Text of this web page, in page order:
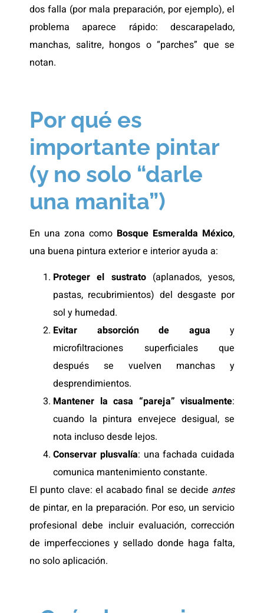
dos falla (por mala preparación, por ejemplo), el
problema aparece rápido: descarapelado,
manchas, salitre, hongos o “parches” que se
notan.
Por qué es
importante pintar
(y no solo “darle
una manita”)
En una zona como Bosque Esmeralda México,
una buena pintura exterior e interior ayuda a:
Proteger el sustrato(aplanados, yesos,
pastas, recubrimientos) del desgaste por
sol y humedad.
Evitar absorción de agua y
microfiltraciones superficiales que
después se vuelven manchas y
desprendimientos.
Mantener la casa “pareja” visualmente:
cuando la pintura envejece desigual, se
nota incluso desde lejos.
Conservar plusvalía: una fachada cuidada
comunica mantenimiento constante.
El punto clave: el acabado final se decide antes
de pintar, en la preparación. Por eso, un servicio
profesional debe incluir evaluación, corrección
de imperfecciones y sellado donde haga falta,
no solo aplicación.